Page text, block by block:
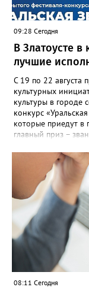
потребителей.
09:28 Сегодня
В Златоусте в
лучшие
С 19 по 22 августа
культурных
культуры в городе
конкурс
которые приедут в
главный приз –
прослушивания
наставников,
приглашённых
фестивальные
фестивале
Челябинской,
областей, Ханты-
Республики
идейный
певец, победитель
«Солдатский
искусства
08:11 Сегодня